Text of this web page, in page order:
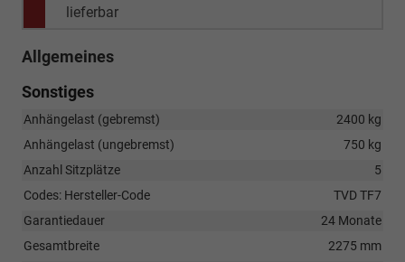
lieferbar
Allgemeines
Sonstiges
Anhängelast (gebremst)
2400 kg
Anhängelast (ungebremst)
750 kg
Anzahl Sitzplätze
5
Codes: Hersteller-Code
TVD TF7
Garantiedauer
24 Monate
Gesamtbreite
2275 mm